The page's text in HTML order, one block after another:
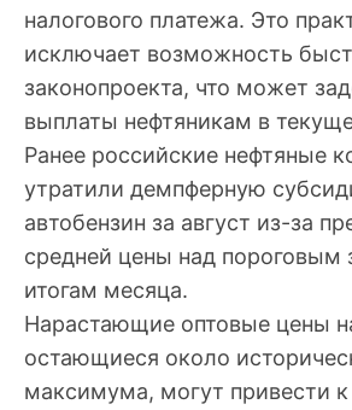
налогового платежа. Это
исключает возможность
законопроекта, что может
выплаты нефтяникам в
Ранее российские нефтяные
утратили демпферную
автобензин за август из-за
средней цены над пороговым
итогам месяца.
Нарастающие оптовые цены
остающиеся около
максимума, могут привести к